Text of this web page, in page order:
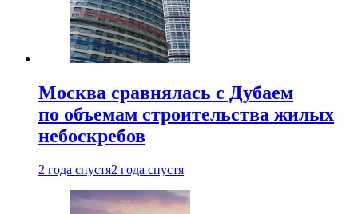
Москва сравнялась с Дубаем
по объемам строительства жилых
небоскребов
2 года спустя2 года спустя